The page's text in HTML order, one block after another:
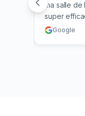
ma salle
super
Google